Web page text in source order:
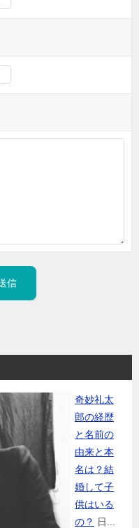
奇妙礼太
郎の経歴
と名前の
由来と本
名は？結
婚して子
供はいる
の？ 日...